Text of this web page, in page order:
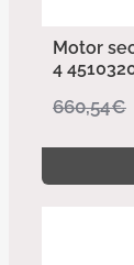
Motor
4
660,54€